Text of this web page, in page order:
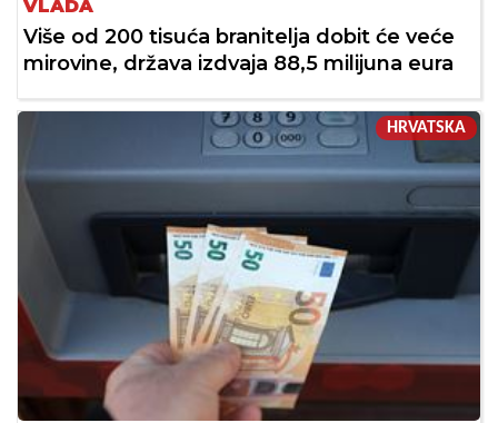
VLADA
Više od 200 tisuća branitelja dobit će veće
mirovine, država izdvaja 88,5 milijuna eura
HRVATSKA